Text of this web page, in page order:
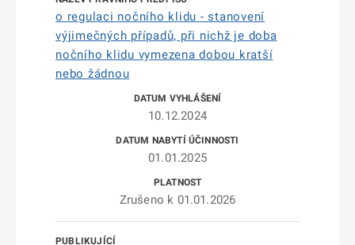
o regulaci nočního klidu - stanovení
výjimečných případů, při nichž je doba
nočního klidu vymezena dobou kratší
nebo žádnou
10.12.2024
01.01.2025
Zrušeno k 01.01.2026